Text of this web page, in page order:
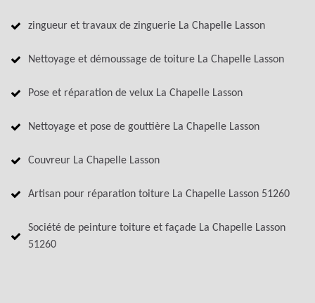
zingueur et travaux de zinguerie La Chapelle Lasson
Nettoyage et démoussage de toiture La Chapelle Lasson
Pose et réparation de velux La Chapelle Lasson
Nettoyage et pose de gouttière La Chapelle Lasson
Couvreur La Chapelle Lasson
Artisan pour réparation toiture La Chapelle Lasson 51260
Société de peinture toiture et façade La Chapelle Lasson
51260